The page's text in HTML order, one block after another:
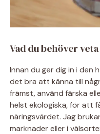
Vad du behöver
Innan du ger dig in i den
det bra att känna till
främst, använd färska
helst ekologiska, för att
näringsvärdet. Jag
marknader eller i